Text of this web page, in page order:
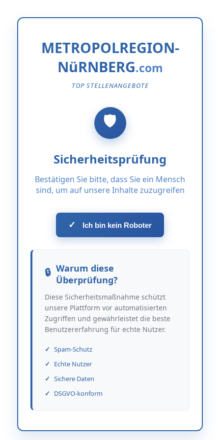
METROPOLREGION-
NüRNBERG
TOP STELLENANGEBOTE
Sicherheitsprüfung
Bestätigen Sie bitte, dass Sie ein Mensch
sind, um auf unsere Inhalte zuzugreifen
✓ Ich bin kein Roboter
Warum diese
Überprüfung?
Diese Sicherheitsmaßnahme schützt
unsere Plattform vor automatisierten
Zugriffen und gewährleistet die beste
Benutzererfahrung für echte Nutzer.
Spam-Schutz
Echte Nutzer
Sichere Daten
DSGVO-konform